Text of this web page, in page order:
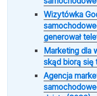
Wizytówka
generował
Marketing dla
skąd biorą się
Agencja